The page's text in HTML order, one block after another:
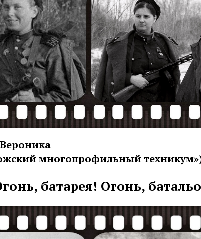
многопрофильный
батарея! Огонь,